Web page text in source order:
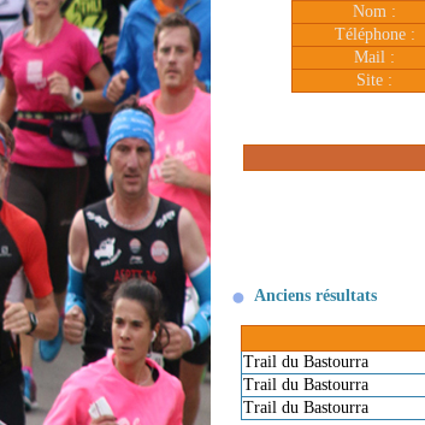
Nom :
Téléphone :
Mail :
Site :
Anciens résultats
Trail du Bastourra
Trail du Bastourra
Trail du Bastourra